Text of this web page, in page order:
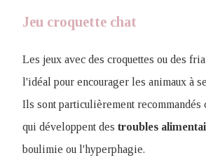
Jeu croquette chat
Les jeux avec des croquettes ou des
l'idéal pour encourager les animaux à
Ils sont particulièrement recommandés
qui développent des troubles
boulimie ou l'hyperphagie.